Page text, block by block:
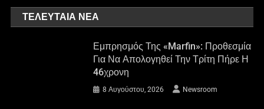
ΤΕΛΕΥΤΑΊΑ ΝΈΑ
Εμπρησμός Της «Marfin»: Προθεσμία
Για Να Απολογηθεί Την Τρίτη Πήρε Η
46χρονη
8 Αυγούστου, 2026 Newsroom